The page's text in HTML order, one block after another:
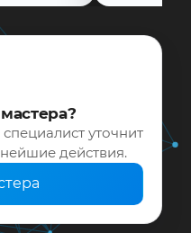
уточнит
действия.